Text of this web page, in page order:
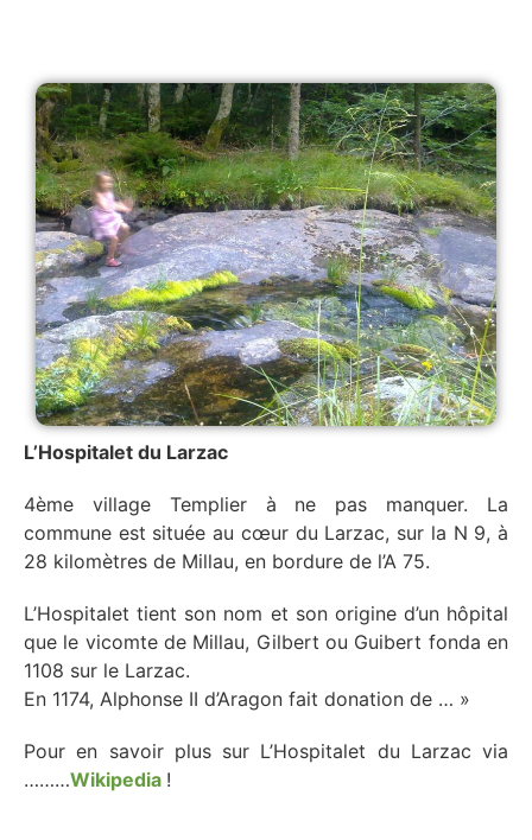
L’Hospitalet du Larzac
4ème village Templier à ne pas manquer. La
commune est située au cœur du Larzac, sur la N 9, à
28 kilomètres de Millau, en bordure de l’A 75.
L’Hospitalet tient son nom et son origine d’un hôpital
que le vicomte de Millau, Gilbert ou Guibert fonda en
1108 sur le Larzac.
En 1174, Alphonse II d’Aragon fait donation de … »
Pour en savoir plus sur L’Hospitalet du Larzac via
………Wikipedia !